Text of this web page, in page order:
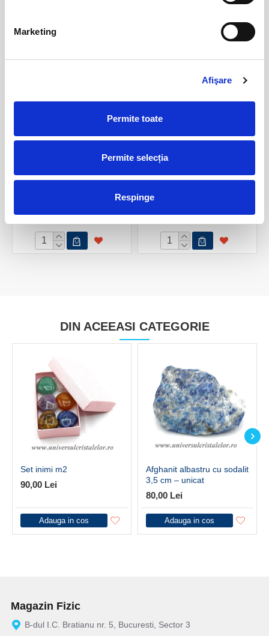
Marketing
Afişare
Permite toate
Permite selecția
Respinge
PRODUSE ASEMANATOARE
Pandantiv sodalit
Pandantiv sodalit inima
DIN ACEEASI CATEGORIE
Set inimi m2
90,00 Lei
Adauga in cos
Afghanit albastru cu sodalit
3,5 cm – unicat
80,00 Lei
Adauga in cos
Magazin Fizic
B-dul I.C. Bratianu nr. 5, Bucuresti, Sector 3